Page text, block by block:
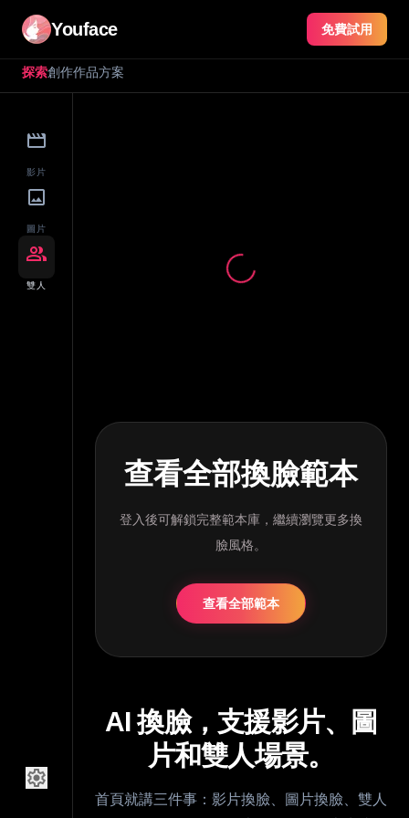
Youface 免費試用
探索創作作品方案
movie
影片
image
圖片
group
雙人
settings
查看全部換臉範本
登入後可解鎖完整範本庫，繼續瀏覽更多換
臉風格。
查看全部範本
AI 換臉，支援影片、圖
片和雙人場景。
首頁就講三件事：影片換臉、圖片換臉、雙人